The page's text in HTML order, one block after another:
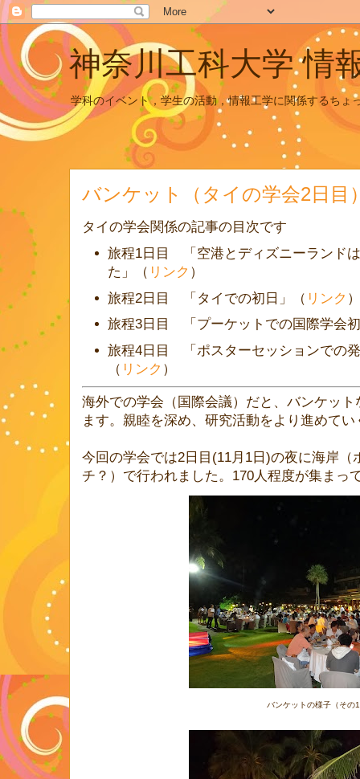
神奈川工科大学 情
学科のイベント，学生の活動，情報工学に関係するちょ
バンケット（タイの学会2日目
タイの学会関係の記事の目次です
旅程1日目 「空港とディズニーランド
た」（ リンク ）
旅程2日目 「タイでの初日」（ リンク
旅程3日目 「プーケットでの国際学会
旅程4日目 「ポスターセッションでの
（ リンク ）
海外での学会（国際会議）だと、バンケッ
ます。親睦を深め、研究活動をより進めて
今回の学会では2日目(11月1日)の夜に海岸（
チ？）で行われました。170人程度が集まっ
バンケットの様子（その